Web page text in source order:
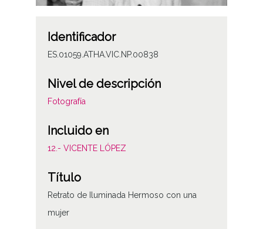
Identificador
ES.01059.ATHA.VIC.NP.00838
Nivel de descripción
Fotografía
Incluido en
12.- VICENTE LÓPEZ
Título
Retrato de Iluminada Hermoso con una
mujer